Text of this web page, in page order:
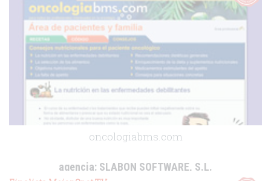
oncologiabms.com
agencia: SLABON SOFTWARE, S.L.